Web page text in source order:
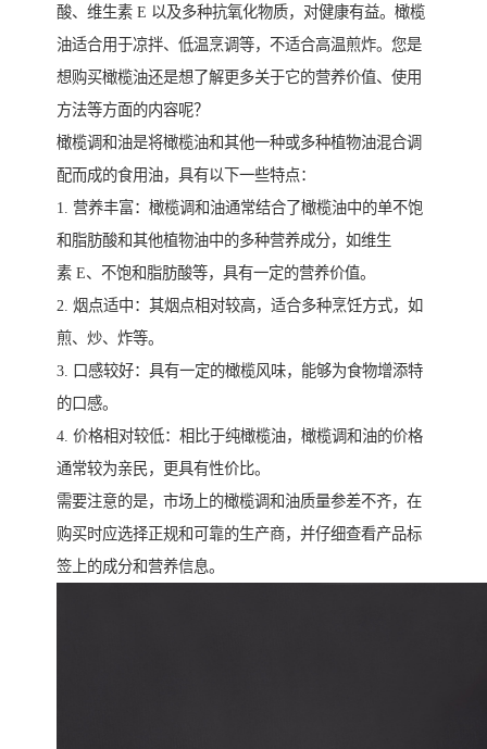
酸、维生素 E 以及多种抗氧化物质，对健康有益。橄榄
油适合用于凉拌、低温烹调等，不适合高温煎炸。您是
想购买橄榄油还是想了解更多关于它的营养价值、使用
方法等方面的内容呢？
橄榄调和油是将橄榄油和其他一种或多种植物油混合调
配而成的食用油，具有以下一些特点：
1. 营养丰富：橄榄调和油通常结合了橄榄油中的单不饱
和脂肪酸和其他植物油中的多种营养成分，如维生
素 E、不饱和脂肪酸等，具有一定的营养价值。
2. 烟点适中：其烟点相对较高，适合多种烹饪方式，如
煎、炒、炸等。
3. 口感较好：具有一定的橄榄风味，能够为食物增添特
的口感。
4. 价格相对较低：相比于纯橄榄油，橄榄调和油的价格
通常较为亲民，更具有性价比。
需要注意的是，市场上的橄榄调和油质量参差不齐，在
购买时应选择正规和可靠的生产商，并仔细查看产品标
签上的成分和营养信息。